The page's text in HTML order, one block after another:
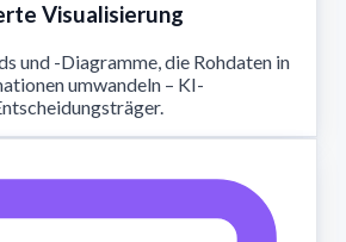
Visualisierung
und -Diagramme, die Rohdaten in
umwandeln – KI-